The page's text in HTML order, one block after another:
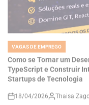
VAGAS DE EMPREGO
Como se Tornar um
TypeScript e Construir
Startups de Tecnologia
on
18/04/2026 Thaisa